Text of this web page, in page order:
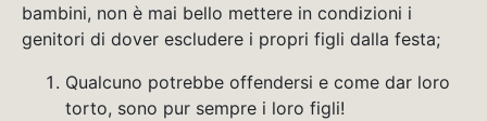
bambini, non è mai bello mettere in condizioni i
genitori di dover escludere i propri figli dalla festa;
Qualcuno potrebbe offendersi e come dar loro
torto, sono pur sempre i loro figli!